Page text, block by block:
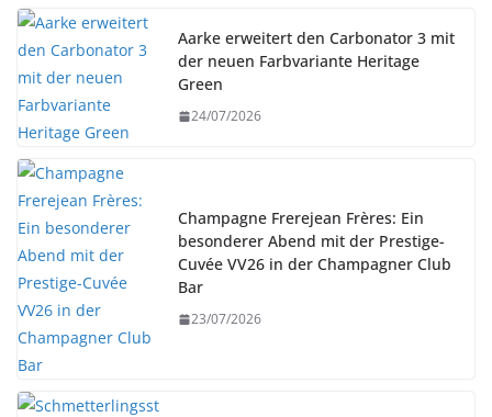
Aarke erweitert den Carbonator 3 mit
der neuen Farbvariante Heritage
Green
24/07/2026
Champagne Frerejean Frères: Ein
besonderer Abend mit der Prestige-
Cuvée VV26 in der Champagner Club
Bar
23/07/2026